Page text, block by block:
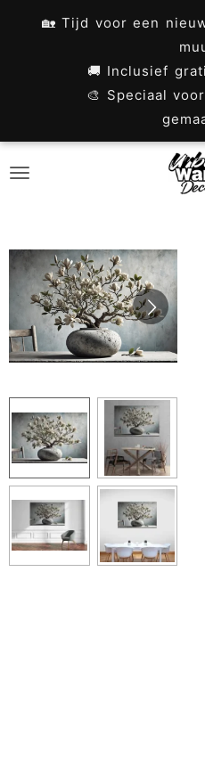
🏡 Tijd voor een
🚚 Inclusief
🎨 Speciaal